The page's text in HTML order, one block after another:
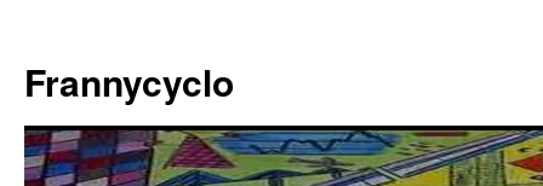
contenu
Frannycyclo